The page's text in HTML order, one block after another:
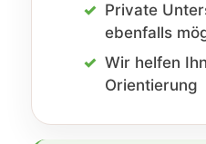
Private
ebenfalls
Wir helfen
Orientierung